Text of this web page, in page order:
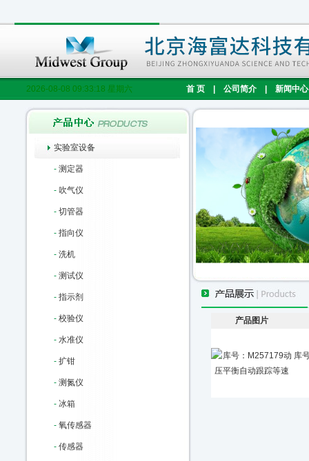
2026-08-08 09:33:19 星期六 首 页 公司简介 新闻中心
实验室设备
- 测定器
- 吹气仪
- 切管器
- 指向仪
- 洗机
- 测试仪
- 指示剂
- 校验仪
- 水准仪
- 扩钳
- 测氮仪
- 冰箱
- 氧传感器
- 传感器
产品图片
库